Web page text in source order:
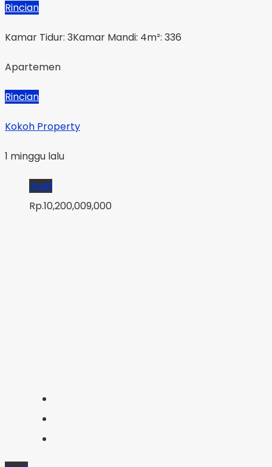
Rincian
Kamar Tidur: 3Kamar Mandi: 4m²: 336
Apartemen
Rincian
Kokoh Property
1 minggu lalu
Jual
Rp.10,200,009,000